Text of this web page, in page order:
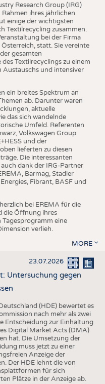
Research Group (IRG)
ihres jährlichen
einige der wichtigsten
Textilrecycling zusammen.
bei der Firma
statt. Sie vereinte
gesamten
Textilrecyclings zu einem
Austauschs und intensiver
ein breites Spektrum an
ab. Darunter waren
aktuelle
das sich wandelnde
Umfeld. Referenten
Volkswagen Group
und der
lieferten zu diesen
Die interessanten
dank der IRG-Partner
Barmag, Stadler
Fibrant, BASF und
bei EREMA für die
die Öffnung ihres
Tagesprogramm eine
verlieh.
MORE
23.07.2026
Untersuchung gegen
(HDE) bewertet es
nach mehr als zwei
Entscheidung zur Einhaltung
Digital Market Acts (DMA)
hat. Die Umsetzung der
muss jetzt zu einer
Anzeige der
Der HDE lehnt die von
für sich
Plätze in der Anzeige ab.